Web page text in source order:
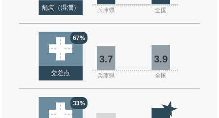
舗装（湿潤） 兵庫県 全国
67%
交差点
3.7 3.9
兵庫県 全国
33%